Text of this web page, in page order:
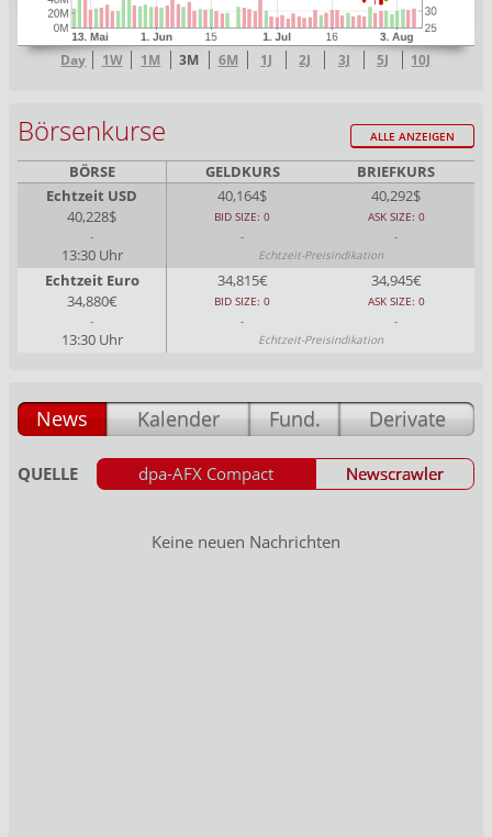
Day 1W 1M 3M 6M 1J 2J 3J 5J 10J
Börsenkurse ALLE ANZEIGEN
BÖRSE GELDKURS
BRIEFKURS
Echtzeit USD
40,164$
40,292$
40,228$
BID SIZE: 0
ASK SIZE: 0
-
- -
13:30 Uhr Echtzeit-Preisindikation
Echtzeit Euro 34,815€
34,945€
34,880€
BID SIZE: 0
ASK SIZE: 0
-
- -
13:30 Uhr Echtzeit-Preisindikation
News Kalender Fund. Derivate
QUELLE dpa-AFX Compact Newscrawler
Keine neuen Nachrichten